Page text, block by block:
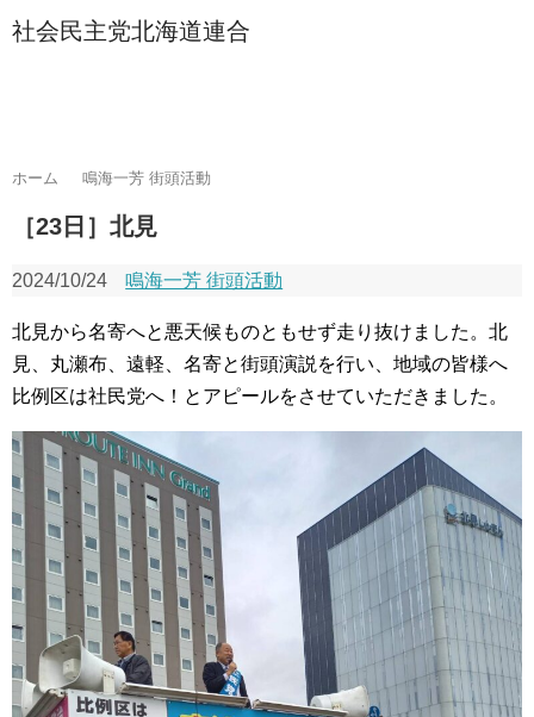
社会民主党北海道連合
ホーム 鳴海一芳 街頭活動
［23日］北見
2024/10/24 鳴海一芳 街頭活動
北見から名寄へと悪天候ものともせず走り抜けました。北
見、丸瀬布、遠軽、名寄と街頭演説を行い、地域の皆様へ
比例区は社民党へ！とアピールをさせていただきました。